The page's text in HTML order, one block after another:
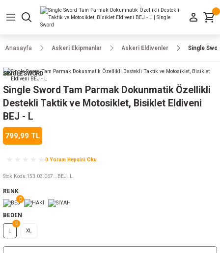
Geri Dön
Geri Dön
Combat
ve Çorap
Geri Dön
Geri Dön
Geri Dön
Geri Dön
Geri Dön
Anasayfa Askeri Ekipmanlar Askeri Eldivenler Single
SINGLE SWORD
Single Sword Tam Parmak Dokunmatik Özellikli
Destekli Taktik ve Motosiklet, Bisiklet Eldiveni
BEJ - L
799,99 TL
0 Yorum Hepsini Oku
Stok Kodu:153.03.067...BEJ..L.
RENK
BEDEN
L XL